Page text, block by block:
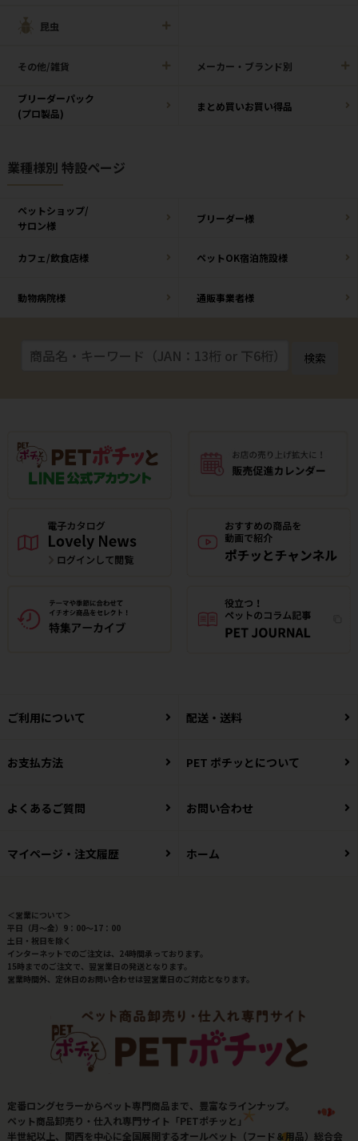
昆虫
その他/雑貨 メーカー・ブランド別
ブリーダーパック
(プロ製品)
まとめ買いお買い得品
業種様別 特設ページ
ペットショップ/
サロン様
ブリーダー様
カフェ/飲食店様 ペットOK宿泊施設様
動物病院様 通販事業者様
検索
ご利用について 配送・送料
お支払方法 PET ポチッとについて
よくあるご質問 お問い合わせ
マイページ・注文履歴 ホーム
＜営業について＞
平日（月～金）9：00～17：00
土日・祝日を除く
インターネットでのご注文は、24時間承っております。
15時までのご注文で、翌営業日の発送となります。
営業時間外、定休日のお問い合わせは翌営業日のご対応となります。
定番ロングセラーからペット専門商品まで、豊富なラインナップ。
ペット商品卸売り・仕入れ専門サイト「PETポチッと」
半世紀以上、関西を中心に全国展開するオールペット（フード＆用品）総合会